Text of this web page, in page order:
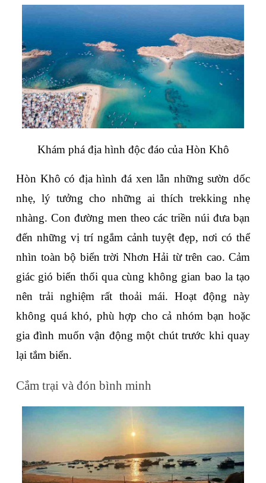
Khám phá địa hình độc đáo của Hòn Khô
Hòn Khô có địa hình đá xen lẫn những sườn dốc
nhẹ, lý tưởng cho những ai thích trekking nhẹ
nhàng. Con đường men theo các triền núi đưa bạn
đến những vị trí ngắm cảnh tuyệt đẹp, nơi có thể
nhìn toàn bộ biển trời Nhơn Hải từ trên cao. Cảm
giác gió biển thổi qua cùng không gian bao la tạo
nên trải nghiệm rất thoải mái. Hoạt động này
không quá khó, phù hợp cho cả nhóm bạn hoặc
gia đình muốn vận động một chút trước khi quay
lại tắm biển.
Cắm trại và đón bình minh